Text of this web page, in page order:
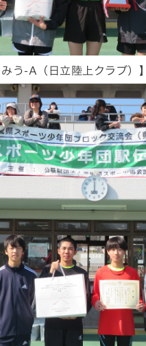
う-A（日立陸上クラブ）】